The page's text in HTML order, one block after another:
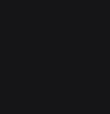
graczy
skrzynka
jest